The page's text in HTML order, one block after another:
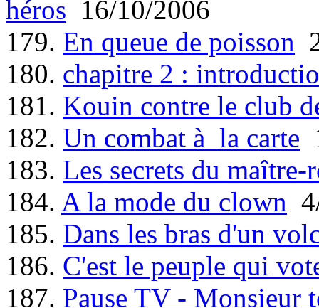
héros 16/10/2006
179. En queue de poisson
180. chapitre 2 :
181. Kouin contre le club
182. Un combat à la carte
183. Les secrets du maître-
184. A la mode du clown
185. Dans les bras d'un
186. C'est le peuple qui
187. Pause TV - Monsieur